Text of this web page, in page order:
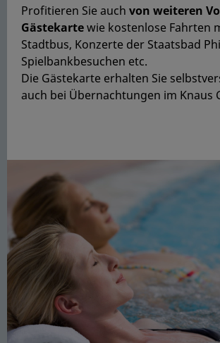
Profitieren Sie auch von weiteren
Gästekartewie kostenlose Fahrten
Stadtbus, Konzerte der Staatsbad
Spielbankbesuchen etc.
Die Gästekarte erhalten Sie
auch bei Übernachtungen im Knaus